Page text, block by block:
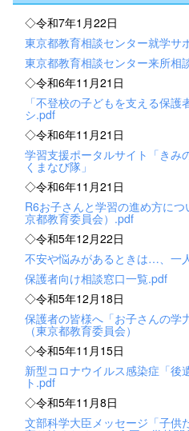
◇令和7年1月22日
東京都教育相談センター就学サ
東京都教育相談センター来所相
◇令和6年11月21日
「不登校の子どもを支える保
シ.pdf
◇令和6年11月21日
学習支援ポータルサイト「き
くまなび隊」
◇令和6年11月21日
R6お子さんと学習の進め方に
京都教育委員会）.pdf
◇令和5年12月22日
不安や悩みがあるときは…、一
保護者向け相談窓口一覧.pdf
◇令和5年12月18日
保護者の皆様へ「お子さんの学
（東京都教育委員会）
◇令和5年11月15日
新型コロナウイルス感染症「後
ト.pdf
◇令和5年11月8日
文部科学大臣メッセージ「子供